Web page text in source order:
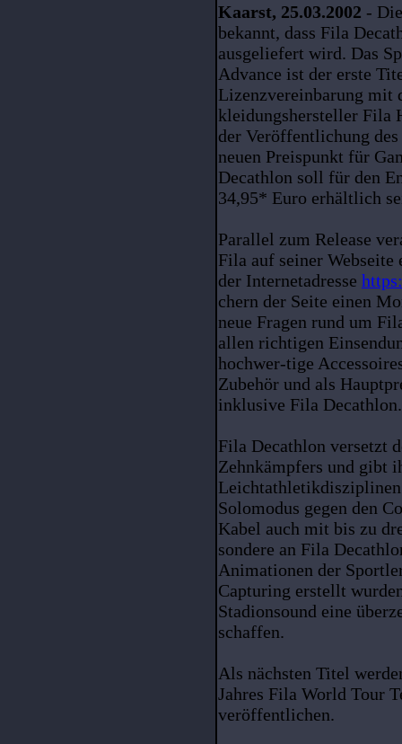
Kaarst, 25.03.2002 -
bekannt, dass Fila
ausgeliefert wird. Das
Advance ist der erste
Lizenzvereinbarung mit
kleidungshersteller Fila
der Veröffentlichung
neuen Preispunkt für
Decathlon soll für den
34,95* Euro erhältlich
Parallel zum Release
Fila auf seiner
der Internetadresse
chern der Seite einen
neue Fragen rund um
allen richtigen
hochwer-tige
Zubehör und als
inklusive Fila Decathlon.
Fila Decathlon versetzt
Zehnkämpfers und gibt
Solomodus gegen den
Kabel auch mit bis zu
sondere an Fila
Animationen der
Capturing erstellt
Stadionsound eine
schaffen.
Als nächsten Titel
Jahres Fila World Tour
veröffentlichen.